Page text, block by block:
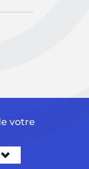
votre